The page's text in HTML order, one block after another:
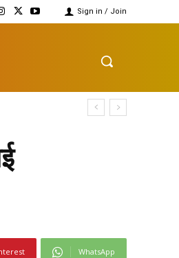
Sign in / Join
WhatsApp